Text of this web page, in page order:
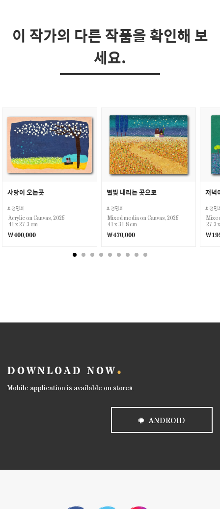
이 작가의 다른 작품을 확인해 보
세요.
사랑이 오는곳
정명희
Acrylic on Canvas, 2025
41 x 27.3 cm
￦400,000
별빛 내리는 곳으로
정명희
Mixed media on Canvas, 2025
41 x 31.8 cm
￦470,000
저녁
정명
27.3
￦
DOWNLOAD NOW
Mobile application is available on stores.
ANDROID